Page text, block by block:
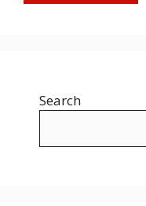
Search